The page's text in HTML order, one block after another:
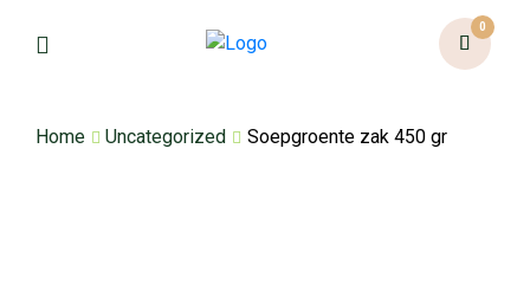
0
Home Uncategorized Soepgroente zak 450 gr